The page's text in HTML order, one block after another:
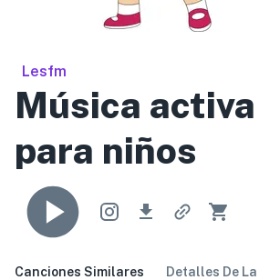
Lesfm
Música
para niños
Canciones Similares Detalles De